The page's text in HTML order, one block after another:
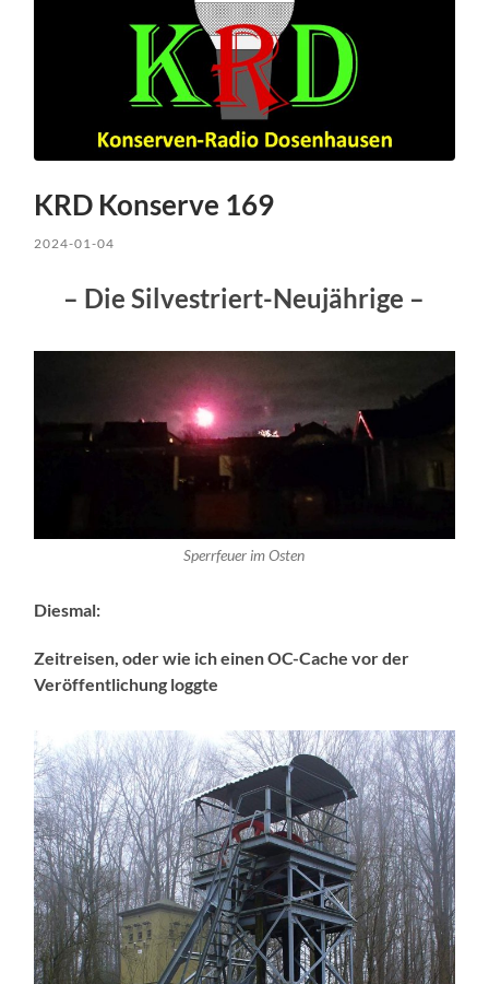
KRD Konserve 169
2024-01-04
– Die Silvestriert-Neujährige –
Sperrfeuer im Osten
Diesmal:
Zeitreisen, oder wie ich einen OC-Cache vor der
Veröffentlichung loggte